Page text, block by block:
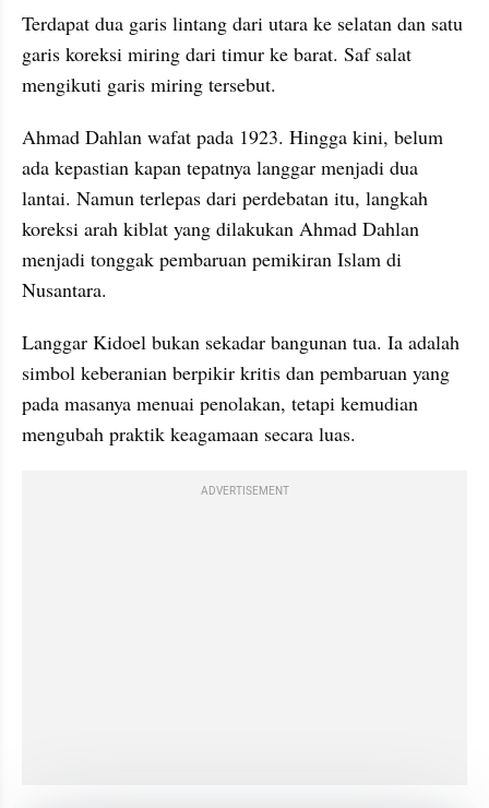
Terdapat dua garis lintang dari utara ke selatan dan satu
garis koreksi miring dari timur ke barat. Saf salat
mengikuti garis miring tersebut.
Ahmad Dahlan wafat pada 1923. Hingga kini, belum
ada kepastian kapan tepatnya langgar menjadi dua
lantai. Namun terlepas dari perdebatan itu, langkah
koreksi arah kiblat yang dilakukan Ahmad Dahlan
menjadi tonggak pembaruan pemikiran Islam di
Nusantara.
Langgar Kidoel bukan sekadar bangunan tua. Ia adalah
simbol keberanian berpikir kritis dan pembaruan yang
pada masanya menuai penolakan, tetapi kemudian
mengubah praktik keagamaan secara luas.
ADVERTISEMENT